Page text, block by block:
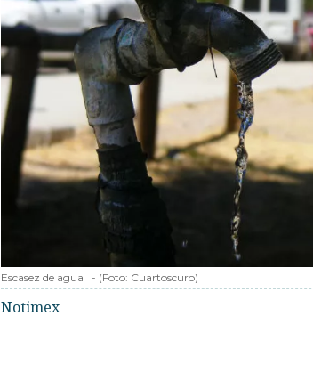
Escasez de agua - (Foto: Cuartoscuro)
Notimex